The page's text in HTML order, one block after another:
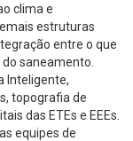
clima e
estruturas
entre o que
saneamento.
Inteligente,
topografia de
das ETEs e EEEs.
equipes de